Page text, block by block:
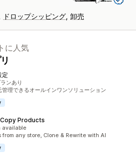
ドロップシッピング 卸売
に人気
定
件
ンあり
理できるオールインワンソリューション
Products
available
from any store, Clone & Rewrite with AI